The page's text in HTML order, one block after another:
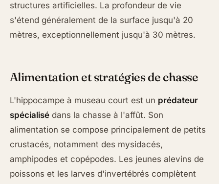
structures artificielles. La profondeur de vie
s'étend généralement de la surface jusqu'à 20
mètres, exceptionnellement jusqu'à 30 mètres.
Alimentation et stratégies de chasse
L'hippocampe à museau court est un prédateur
spécialisé dans la chasse à l'affût. Son
alimentation se compose principalement de petits
crustacés, notamment des mysidacés,
amphipodes et copépodes. Les jeunes alevins de
poissons et les larves d'invertébrés complètent